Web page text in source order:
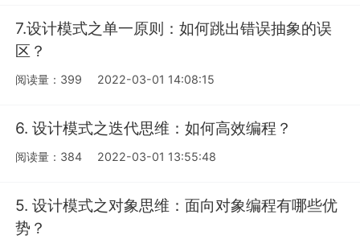
7.设计模式之单一原则：如何跳出错误抽象的误
区？
阅读量：399 2022-03-01 14:08:15
6. 设计模式之迭代思维：如何高效编程？
阅读量：384 2022-03-01 13:55:48
5. 设计模式之对象思维：面向对象编程有哪些优
势？